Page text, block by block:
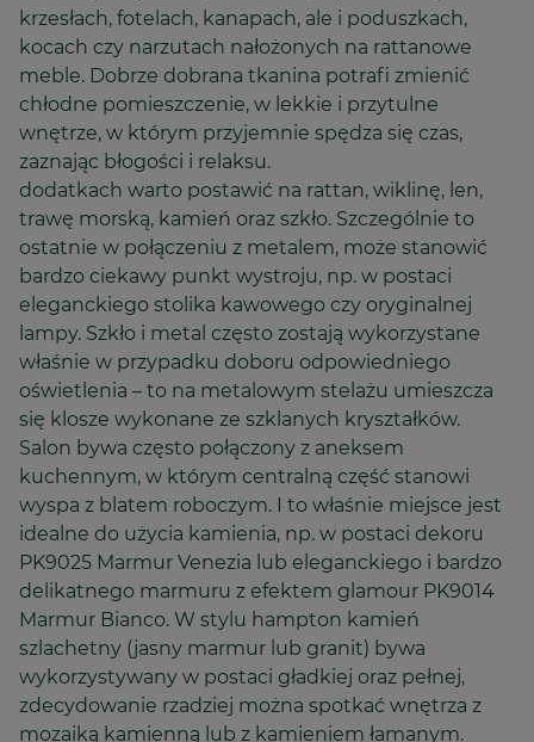
krzesłach, fotelach, kanapach, ale i poduszkach,
kocach czy narzutach nałożonych na rattanowe
meble. Dobrze dobrana tkanina potrafi zmienić
chłodne pomieszczenie, w lekkie i przytulne
wnętrze, w którym przyjemnie spędza się czas,
zaznając błogości i relaksu.
dodatkach warto postawić na rattan, wiklinę, len,
trawę morską, kamień oraz szkło. Szczególnie to
ostatnie w połączeniu z metalem, może stanowić
bardzo ciekawy punkt wystroju, np. w postaci
eleganckiego stolika kawowego czy oryginalnej
lampy. Szkło i metal często zostają wykorzystane
właśnie w przypadku doboru odpowiedniego
oświetlenia – to na metalowym stelażu umieszcza
się klosze wykonane ze szklanych kryształków.
Salon bywa często połączony z aneksem
kuchennym, w którym centralną część stanowi
wyspa z blatem roboczym. I to właśnie miejsce jest
idealne do użycia kamienia, np. w postaci dekoru
PK9025 Marmur Venezia lub eleganckiego i bardzo
delikatnego marmuru z efektem glamour PK9014
Marmur Bianco. W stylu hampton kamień
szlachetny (jasny marmur lub granit) bywa
wykorzystywany w postaci gładkiej oraz pełnej,
zdecydowanie rzadziej można spotkać wnętrza z
mozaiką kamienną lub z kamieniem łamanym.